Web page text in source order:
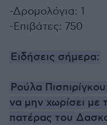
-Δρομολόγια: 1
-Επιβάτες: 750
Ειδήσεις σήμερα:
Ρούλα
να μην χωρίσει
πατέρας του